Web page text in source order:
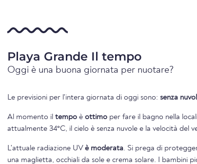
Playa Grande Il tempo
Oggi è una buona giornata per nuotare?
Le previsioni per l'intera giornata di oggi sono: senza
Al momento il tempo è ottimo per fare il bagno nella
attualmente 34°C, il cielo è senza nuvole e la velocità del
L'attuale radiazione UVè moderata. Si prega di
una maglietta, occhiali da sole e crema solare. I bambini